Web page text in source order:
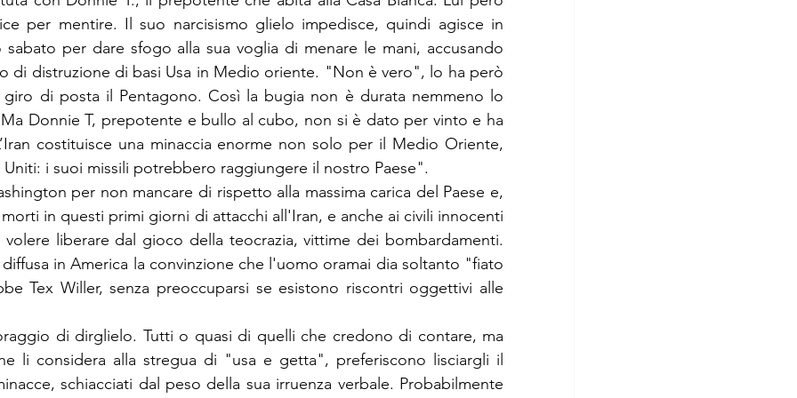
per mentire. Il suo narcisismo glielo impedisce, quindi agisce in
per dare sfogo alla sua voglia di menare le mani, accusando
di distruzione di basi Usa in Medio oriente. "Non è vero", lo ha però
di posta il Pentagono. Così la bugia non è durata nemmeno lo
Donnie T, prepotente e bullo al cubo, non si è dato per vinto e ha
costituisce una minaccia enorme non solo per il Medio Oriente,
i suoi missili potrebbero raggiungere il nostro Paese".
per non mancare di rispetto alla massima carica del Paese e,
in questi primi giorni di attacchi all'Iran, e anche ai civili innocenti
liberare dal gioco della teocrazia, vittime dei bombardamenti.
in America la convinzione che l'uomo oramai dia soltanto "fiato
Tex Willer, senza preoccuparsi se esistono riscontri oggettivi alle
di dirglielo. Tutti o quasi di quelli che credono di contare, ma
li considera alla stregua di "usa e getta", preferiscono lisciargli il
schiacciati dal peso della sua irruenza verbale. Probabilmente